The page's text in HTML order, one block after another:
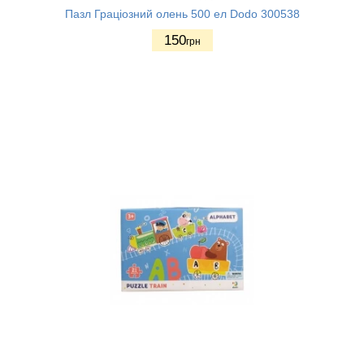
Пазл Граціозний олень 500 ел Dodo 300538
150грн